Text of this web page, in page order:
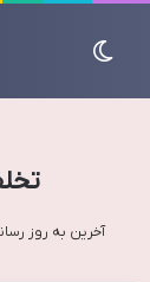
آخرین به روز رسانی: 24/